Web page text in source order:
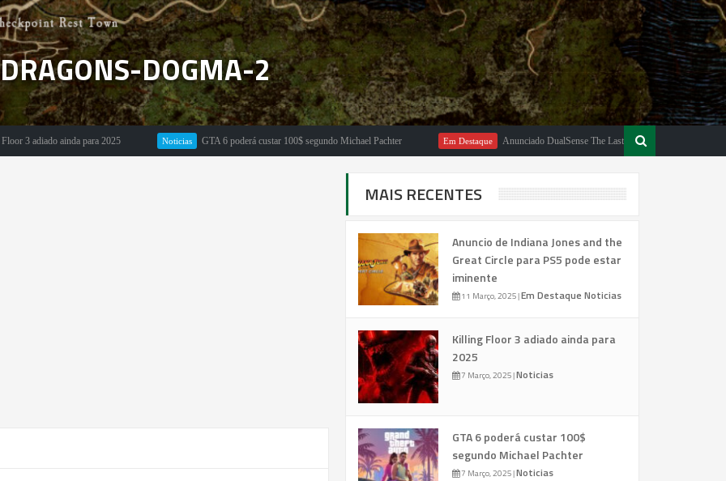
DOGMA-2
ainda para 2025 GTA 6 poderá custar 100$ segundo Michael Pachter Em Destaque Anunciado DualSense The Last of Us Limited Edition
MAIS RECENTES
Anuncio de Indiana Jones and the
Great Circle para PS5 pode estar
iminente
11 Março, 2025|Em Destaque Noticias
Killing Floor 3 adiado ainda para
2025
7 Março, 2025|Noticias
GTA 6 poderá custar 100$
segundo Michael Pachter
7 Março, 2025|Noticias